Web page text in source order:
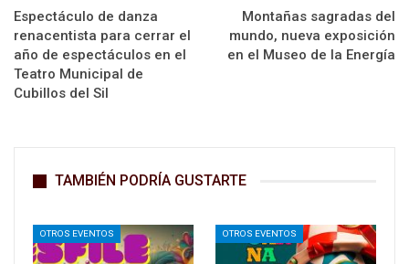
Espectáculo de danza
renacentista para cerrar el
año de espectáculos en el
Teatro Municipal de
Cubillos del Sil
Montañas sagradas del
mundo, nueva exposición
en el Museo de la Energía
TAMBIÉN PODRÍA GUSTARTE
OTROS EVENTOS OTROS EVENTOS